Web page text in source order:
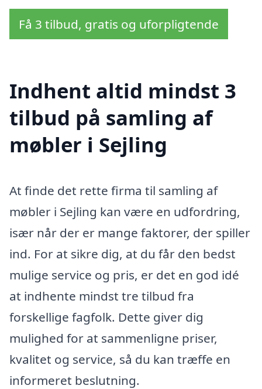
Få 3 tilbud, gratis og uforpligtende
Indhent altid mindst 3
tilbud på samling af
møbler i Sejling
At finde det rette firma til samling af
møbler i Sejling kan være en udfordring,
især når der er mange faktorer, der spiller
ind. For at sikre dig, at du får den bedst
mulige service og pris, er det en god idé
at indhente mindst tre tilbud fra
forskellige fagfolk. Dette giver dig
mulighed for at sammenligne priser,
kvalitet og service, så du kan træffe en
informeret beslutning.